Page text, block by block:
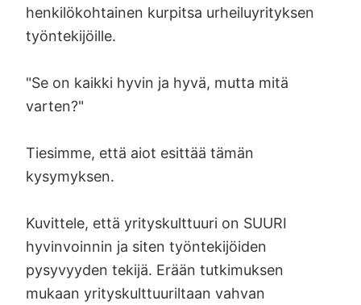
henkilökohtainen kurpitsa urheiluyrityksen
työntekijöille.
"Se on kaikki hyvin ja hyvä, mutta mitä
varten?"
Tiesimme, että aiot esittää tämän
kysymyksen.
Kuvittele, että yrityskulttuuri on SUURI
hyvinvoinnin ja siten työntekijöiden
pysyvyyden tekijä. Erään tutkimuksen
mukaan yrityskulttuuriltaan vahvan